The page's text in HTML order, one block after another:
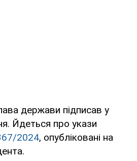
держави підписав у
Йдеться про укази
2024, опубліковані на